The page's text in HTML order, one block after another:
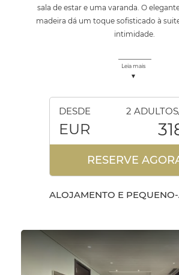
sala de estar e uma varanda. O
madeira dá um toque sofisticado à
intimidade.
Leia mais
DESDE 2
EUR
RESERVE
ALOJAMENTO E